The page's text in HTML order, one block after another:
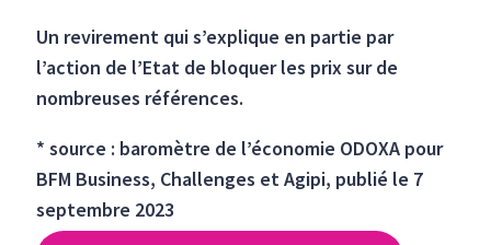
Un revirement qui s’explique en partie par
l’action de l’Etat de bloquer les prix sur de
nombreuses références.
* source : baromètre de l’économie ODOXA pour
BFM Business, Challenges et Agipi, publié le 7
septembre 2023